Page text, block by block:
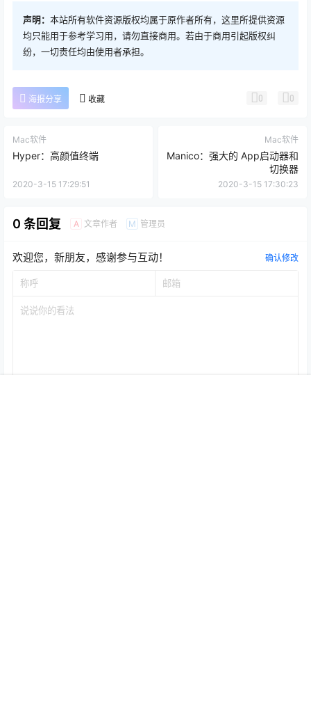
声明： 本站所有软件资源版权均属于原作者所有，这里所提供资源
均只能用于参考学习用，请勿直接商用。若由于商用引起版权纠
纷，一切责任均由使用者承担。
海报分享 收藏 0 0
Mac软件
Hyper：高颜值终端
2020-3-15 17:29:51
Mac软件
Manico：强大的 App启动器和
切换器
2020-3-15 17:30:23
0 条回复 A 文章作者 M 管理员
欢迎您，新朋友，感谢参与互动！ 确认修改